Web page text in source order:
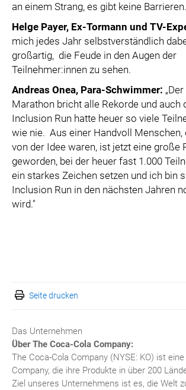
an einem Strang, es gibt keine
Helge Payer, Ex-Tormann und TV-
mich jedes Jahr selbstverständlich
großartig, die Feude in den Augen der
Teilnehmer:innen zu sehen.
Andreas Onea, Para-Schwimmer:
Marathon bricht alle Rekorde und auch
Inclusion Run hatte heuer so viele
wie nie. Aus einer Handvoll Menschen,
von der Idee waren, ist jetzt eine große
geworden, bei der heuer fast 1.000
ein starkes Zeichen setzen und ich bin
Inclusion Run in den nächsten Jahren
wird."
Seite drucken
Das Unternehmen
Über The Coca-Cola Company:
The Coca-Cola Company (NYSE: KO) ist
Company, die ihre Produkte in über 200
Ziel unseres Unternehmens ist es, die Welt